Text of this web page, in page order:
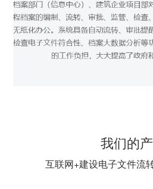
我们的
互联网+建设电子文件流